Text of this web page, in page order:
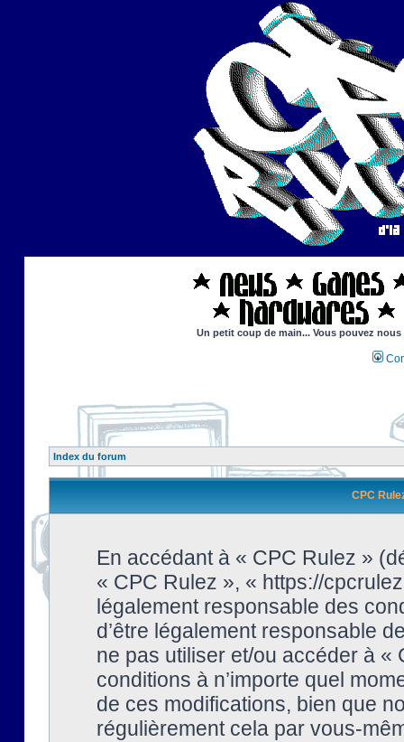
Un petit coup de main... Vous pouvez
Index du forum
CPC
En accédant à « CPC Rulez »
« CPC Rulez », « https://
légalement responsable des
d’être légalement responsable
ne pas utiliser et/ou accéder à
conditions à n’importe quel
de ces modifications, bien que
régulièrement cela par vous-